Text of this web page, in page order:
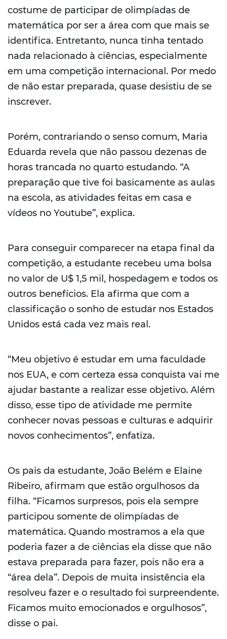
costume de participar de olimpíadas de
matemática por ser a área com que mais se
identifica. Entretanto, nunca tinha tentado
nada relacionado à ciências, especialmente
em uma competição internacional. Por medo
de não estar preparada, quase desistiu de se
inscrever.
Porém, contrariando o senso comum, Maria
Eduarda revela que não passou dezenas de
horas trancada no quarto estudando. “A
preparação que tive foi basicamente as aulas
na escola, as atividades feitas em casa e
vídeos no Youtube”, explica.
Para conseguir comparecer na etapa final da
competição, a estudante recebeu uma bolsa
no valor de U$ 1,5 mil, hospedagem e todos os
outros benefícios. Ela afirma que com a
classificação o sonho de estudar nos Estados
Unidos está cada vez mais real.
“Meu objetivo é estudar em uma faculdade
nos EUA, e com certeza essa conquista vai me
ajudar bastante a realizar esse objetivo. Além
disso, esse tipo de atividade me permite
conhecer novas pessoas e culturas e adquirir
novos conhecimentos”, enfatiza.
Os pais da estudante, João Belém e Elaine
Ribeiro, afirmam que estão orgulhosos da
filha. “Ficamos surpresos, pois ela sempre
participou somente de olimpíadas de
matemática. Quando mostramos a ela que
poderia fazer a de ciências ela disse que não
estava preparada para fazer, pois não era a
“área dela”. Depois de muita insistência ela
resolveu fazer e o resultado foi surpreendente.
Ficamos muito emocionados e orgulhosos”,
disse o pai.